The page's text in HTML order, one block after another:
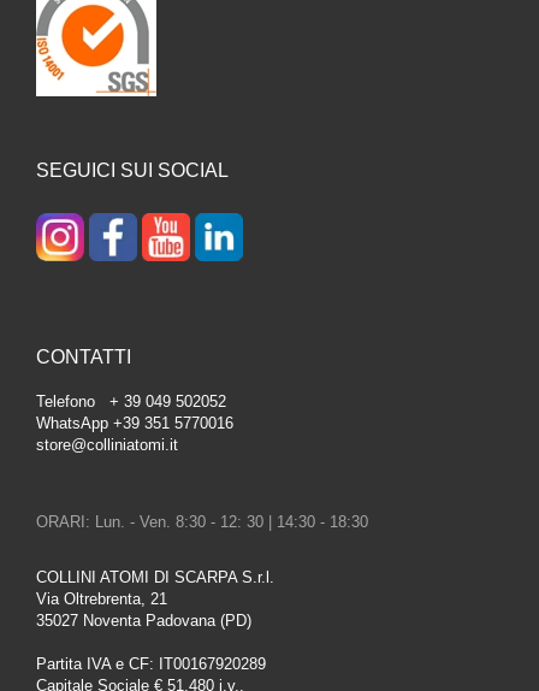
SEGUICI SUI SOCIAL
CONTATTI
Telefono + 39 049 502052
WhatsApp +39 351 5770016
store@colliniatomi.it
ORARI: Lun. - Ven. 8:30 - 12: 30 | 14:30 - 18:30
COLLINI ATOMI DI SCARPA S.r.l.
Via Oltrebrenta, 21
35027 Noventa Padovana (PD)
Partita IVA e CF: IT00167920289
Capitale Sociale € 51.480 i.v.,